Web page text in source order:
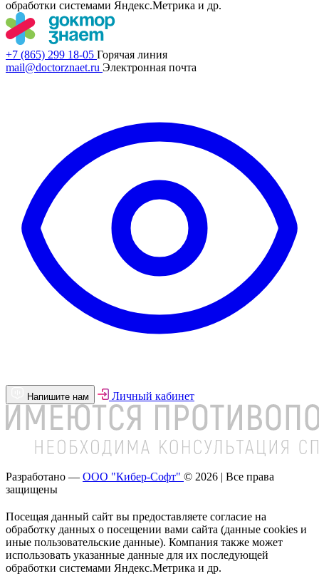
обработки системами Яндекс.Метрика и др.
+7 (865) 299 18-05 Горячая линия
mail@doctorznaet.ru Электронная почта
Напишите нам Личный кабинет
Разработано — ООО "Кибер-Софт" © 2026 | Все права
защищены
Посещая данный сайт вы предоставляете согласие на
обработку данных о посещении вами сайта (данные cookies и
иные пользовательские данные). Компания также может
использовать указанные данные для их последующей
обработки системами Яндекс.Метрика и др.